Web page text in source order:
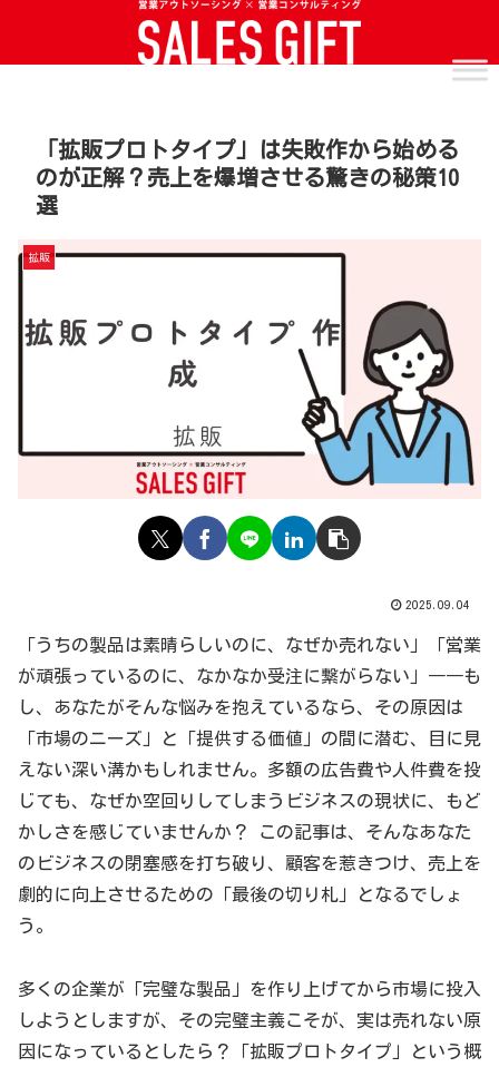
「拡販プロトタイプ」は失敗作から始める
のが正解？売上を爆増させる驚きの秘策10
選
拡販
2025.09.04
「うちの製品は素晴らしいのに、なぜか売れない」「営業
が頑張っているのに、なかなか受注に繋がらない」――も
し、あなたがそんな悩みを抱えているなら、その原因は
「市場のニーズ」と「提供する価値」の間に潜む、目に見
えない深い溝かもしれません。多額の広告費や人件費を投
じても、なぜか空回りしてしまうビジネスの現状に、もど
かしさを感じていませんか？ この記事は、そんなあなた
のビジネスの閉塞感を打ち破り、顧客を惹きつけ、売上を
劇的に向上させるための「最後の切り札」となるでしょ
う。
多くの企業が「完璧な製品」を作り上げてから市場に投入
しようとしますが、その完璧主義こそが、実は売れない原
因になっているとしたら？「拡販プロトタイプ」という概